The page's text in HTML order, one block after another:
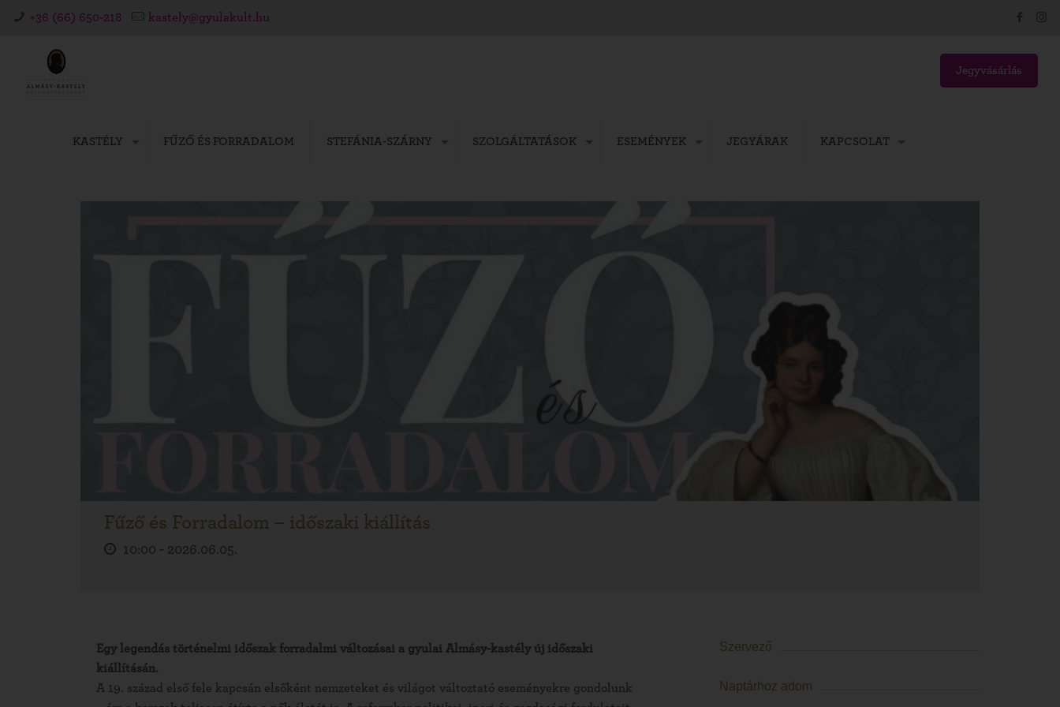
+36 (66) 650-218 kastely@gyulakult.hu
KASTÉLY FŰZŐ ÉS FORRADALOM STEFÁNIA-SZÁRNY SZOLGÁLTATÁSOK ESEMÉNYEK JEGYÁRAK KAPCSOLAT
Jegyvásárlás
Fűző és Forradalom – időszaki kiállítás
10:00 - 2026.06.05.
Egy legendás történelmi időszak forradalmi változásai a gyulai Almásy-kastély új időszaki
kiállításán.
A 19. század első fele kapcsán elsőként nemzeteket és világot változtató eseményekre gondolunk
Szervező
Naptárhoz adom